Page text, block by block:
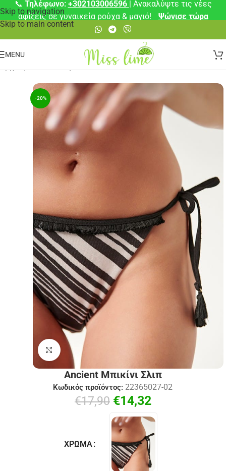
Skip to navigation
Skip to main content
📞 Τηλέφωνο: +302103006596 | Ανακαλύψτε τις νέες
αφίξεις σε γυναικεία ρούχα & μαγιό!
Ψώνισε τώρα
MENU
Μπικίνι
-20%
Click to enlarge
Ancient Μπικίνι Σλιπ
Κωδικός προϊόντος:22365027-02
€17,90 €14,32
ΧΡΏΜΑ